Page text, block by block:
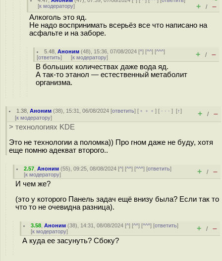
[к модератору] + / –
Алкоголь это яд.
Не надо воспринимать всерьёз все что написано на
асфальте и на заборе.
5.48 ,Аноним (48), 15:36, 07/08/2024 [^] [^^] [^^^]
[ответить] [к модератору] + / –
В больших количествах даже вода яд.
А так-то этанол — естественный метаболит
организма.
1.38 ,Аноним (38), 15:31, 06/08/2024 [ответить] [ ﹢﹢﹢] [ · · ·][↑]
[к модератору] + / –
> технологиях KDE
Это не технологии а поломка)) Про гном даже не буду, хотя
еще помню адекват второго..
2.57 ,Аноним (55), 09:25, 08/08/2024 [^] [^^] [^^^] [ответить]
[к модератору] + / –
И чем же?
(это у которого Панель задач ещё внизу была? Если так то
что то не очевидна разница).
3.58 ,Аноним (38), 14:31, 08/08/2024 [^] [^^] [^^^] [ответить]
[к модератору] + / –
А куда ее засунуть? Сбоку?